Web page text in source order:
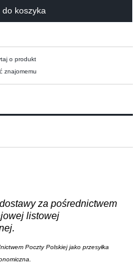
do koszyka
o produkt
znajomemu
za pośrednictwem
listowej
Poczty Polskiej jako przesyłka